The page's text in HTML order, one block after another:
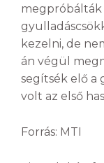
megpróbálták
kezelni, de
án végül
segítsék elő a
volt az első
Forrás: MTI